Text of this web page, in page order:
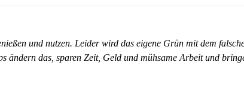
und nutzen. Leider wird das eigene Grün mit dem
ändern das, sparen Zeit, Geld und mühsame Arbeit und